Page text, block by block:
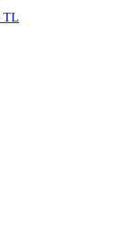
TL